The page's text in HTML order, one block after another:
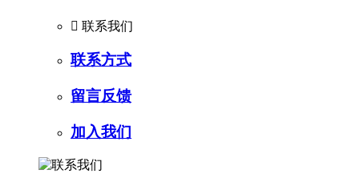
 联系我们
联系方式
留言反馈
加入我们